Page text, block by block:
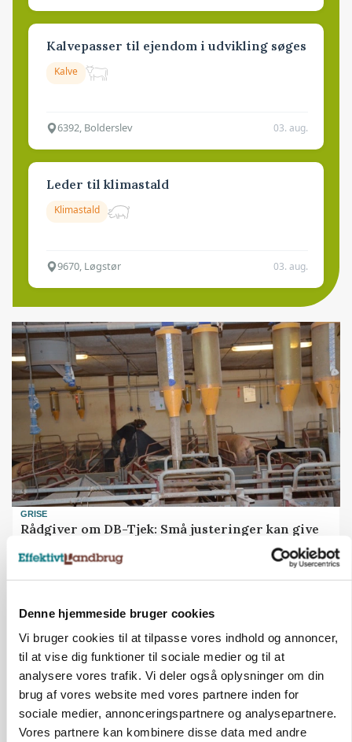
Denne hjemmeside bruger cookies
Vi bruger cookies til at tilpasse vores indhold og annoncer,
til at vise dig funktioner til sociale medier og til at
analysere vores trafik. Vi deler også oplysninger om din
brug af vores website med vores partnere inden for
sociale medier, annonceringspartnere og analysepartnere.
Vores partnere kan kombinere disse data med andre
Kalvepasser til ejendom i udvikling søges
Kalve
6392, Bolderslev 03. aug.
Leder til klimastald
Klimastald
9670, Løgstør 03. aug.
GRISE
Rådgiver om DB-Tjek: Små justeringer kan give